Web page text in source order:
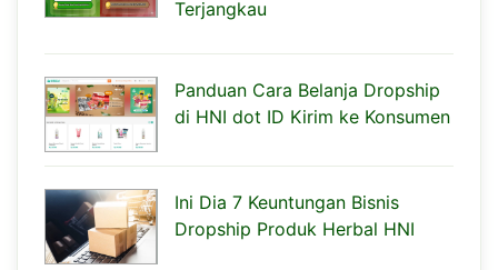
Terjangkau
Panduan Cara Belanja Dropship
di HNI dot ID Kirim ke Konsumen
Ini Dia 7 Keuntungan Bisnis
Dropship Produk Herbal HNI